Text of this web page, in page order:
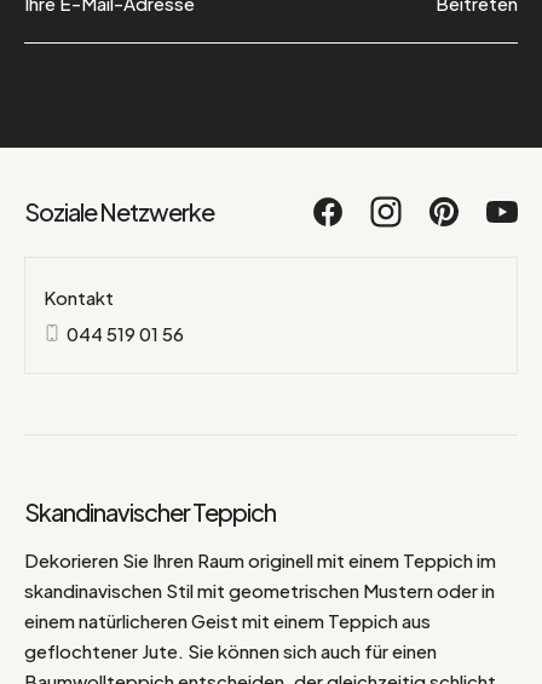
Soziale Netzwerke
Kontakt
044 519 01 56
Skandinavischer Teppich
Dekorieren Sie Ihren Raum originell mit einem Teppich im
skandinavischen Stil mit geometrischen Mustern oder in
einem natürlicheren Geist mit einem Teppich aus
geflochtener Jute. Sie können sich auch für einen